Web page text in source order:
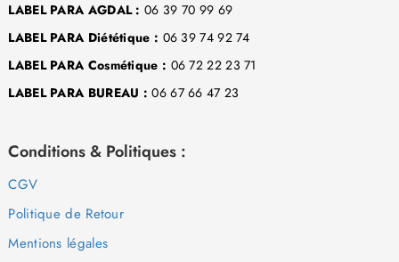
LABEL PARA AGDAL : 06 39 70 99 69
LABEL PARA Diététique : 06 39 74 92 74
LABEL PARA Cosmétique : 06 72 22 23 71
LABEL PARA BUREAU : 06 67 66 47 23
Conditions & Politiques :
CGV
Politique de Retour
Mentions légales